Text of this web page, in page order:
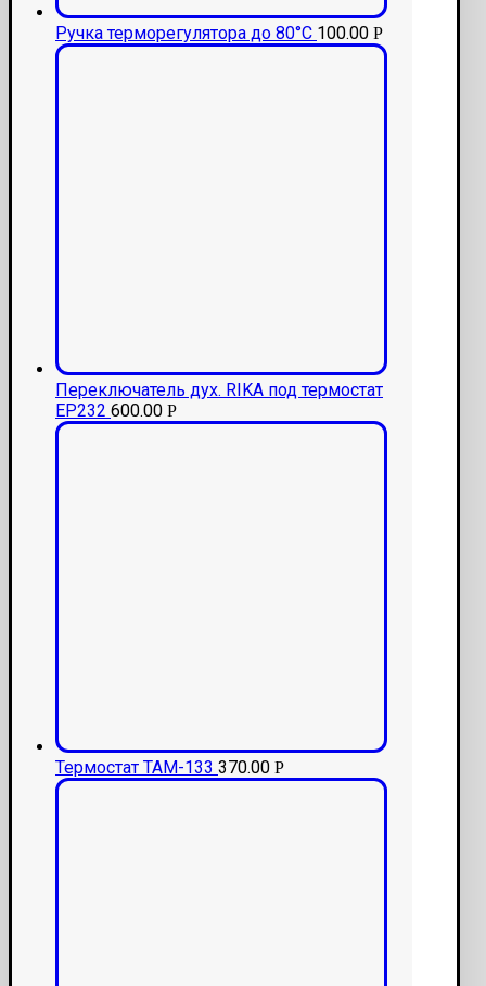
Ручка терморегулятора до 80°С 100.00 Р
Переключатель дух. RIKA под термостат
ЕР232 600.00 Р
Термостат ТАМ-133 370.00 Р